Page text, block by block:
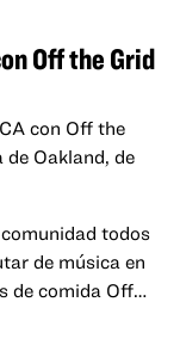
Off the Grid
con Off the
Oakland, de
todos
de música en
de comida Off